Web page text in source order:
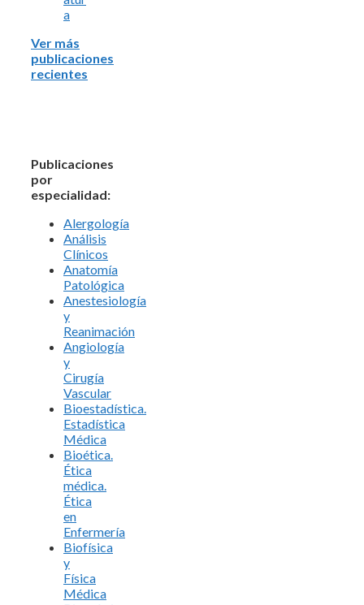
a
Ver más
publicaciones
recientes
Publicaciones
por
especialidad:
Alergología
Análisis
Clínicos
Anatomía
Patológica
Anestesiología
y
Reanimación
Angiología
y
Cirugía
Vascular
Bioestadística.
Estadística
Médica
Bioética.
Ética
médica.
Ética
en
Enfermería
Biofísica
y
Física
Médica